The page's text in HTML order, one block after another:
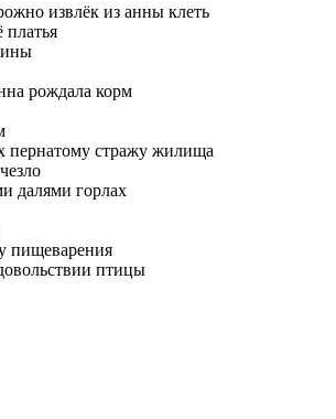
извлёк из анны клеть
платья
рождала корм
пернатому стражу жилища
далями горлах
пищеварения
птицы